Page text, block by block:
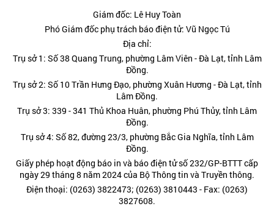
Giám đốc: Lê Huy Toàn
Phó Giám đốc phụ trách báo điện tử: Vũ Ngọc Tú
Địa chỉ:
Trụ sở 1: Số 38 Quang Trung, phường Lâm Viên - Đà Lạt, tỉnh Lâm
Đồng.
Trụ sở 2: Số 10 Trần Hưng Đạo, phường Xuân Hương - Đà Lạt, tỉnh
Lâm Đồng.
Trụ sở 3: 339 - 341 Thủ Khoa Huân, phường Phú Thủy, tỉnh Lâm
Đồng.
Trụ sở 4: Số 82, đường 23/3, phường Bắc Gia Nghĩa, tỉnh Lâm
Đồng.
Giấy phép hoạt động báo in và báo điện tử số 232/GP-BTTT cấp
ngày 29 tháng 8 năm 2024 của Bộ Thông tin và Truyền thông.
Điện thoại: (0263) 3822473; (0263) 3810443 - Fax: (0263)
3827608.